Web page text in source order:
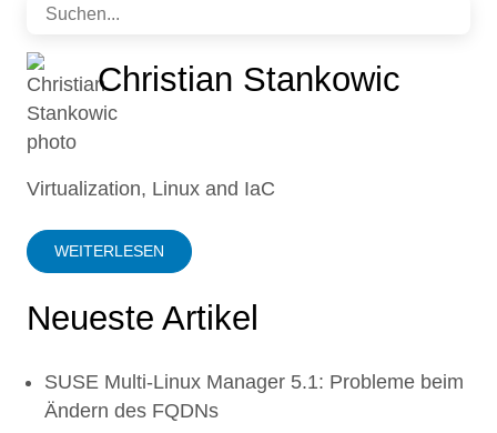
Christian Stankowic
Virtualization, Linux and IaC
WEITERLESEN
Neueste Artikel
SUSE Multi-Linux Manager 5.1: Probleme beim
Ändern des FQDNs